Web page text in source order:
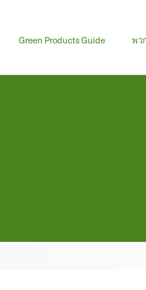
Green Products Guide พว